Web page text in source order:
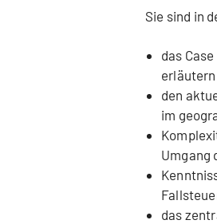
sowie
ich die
als
Die
wichtig
und
Sie sind in
das
den
im
Umgang
das